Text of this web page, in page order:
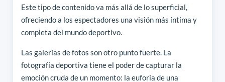
Este tipo de contenido va más allá de lo superficial,
ofreciendo a los espectadores una visión más íntima y
completa del mundo deportivo.
Las galerías de fotos son otro punto fuerte. La
fotografía deportiva tiene el poder de capturar la
emoción cruda de un momento: la euforia de una